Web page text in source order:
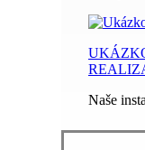
Naše